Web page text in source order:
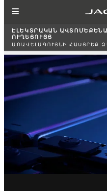
ԷԼԵԿՏՐԱԿԱՆ
ՈՒՂԵՑՈՒՅՑ
ԱՌԱՎԵԼԱԳՈՒՅՆԻ ՀԱՍՑՐԵՔ